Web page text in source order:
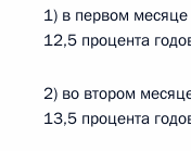
1) в первом месяце
12,5 процента
2) во втором
13,5 процента